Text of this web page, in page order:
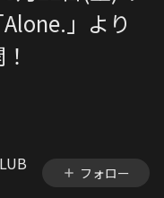
」より
フォロー